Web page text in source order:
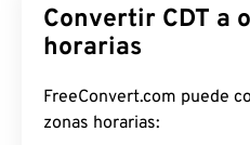
Convertir CDT a
horarias
FreeConvert.com puede
zonas horarias: